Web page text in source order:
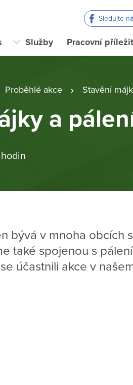
Sledujte
Služby Pracovní
Proběhlé akce Stavění
a
bývá v mnoha obcích
také spojenou s
účastnili akce v